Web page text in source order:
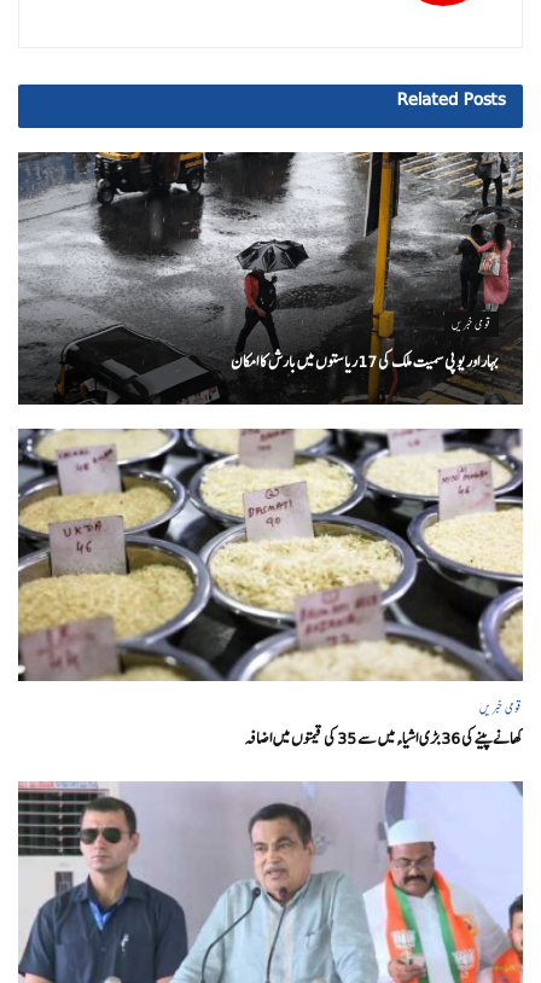
Related Posts
قومی خبریں
بہار اور یو پی سمیت ملک کی 17ریاستوں میں بارش کا امکان
قومی خبریں
کھانے پینے کی 36 بڑی اشیاء میں سے 35 کی قیمتوں میں اضافہ